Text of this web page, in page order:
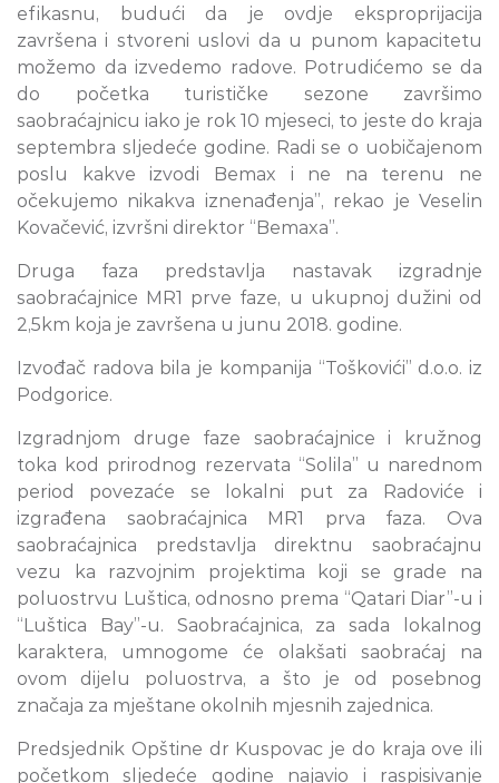
efikasnu, budući da je ovdje eksproprijacija
završena i stvoreni uslovi da u punom kapacitetu
možemo da izvedemo radove. Potrudićemo se da
do početka turističke sezone završimo
saobraćajnicu iako je rok 10 mjeseci, to jeste do kraja
septembra sljedeće godine. Radi se o uobičajenom
poslu kakve izvodi Bemax i ne na terenu ne
očekujemo nikakva iznenađenja”, rekao je Veselin
Kovačević, izvršni direktor “Bemaxa”.
Druga faza predstavlja nastavak izgradnje
saobraćajnice MR1 prve faze, u ukupnoj dužini od
2,5km koja je završena u junu 2018. godine.
Izvođač radova bila je kompanija “Toškovići” d.o.o. iz
Podgorice.
Izgradnjom druge faze saobraćajnice i kružnog
toka kod prirodnog rezervata “Solila” u narednom
period povezaće se lokalni put za Radoviće i
izgrađena saobraćajnica MR1 prva faza. Ova
saobraćajnica predstavlja direktnu saobraćajnu
vezu ka razvojnim projektima koji se grade na
poluostrvu Luštica, odnosno prema “Qatari Diar”-u i
“Luštica Bay”-u. Saobraćajnica, za sada lokalnog
karaktera, umnogome će olakšati saobraćaj na
ovom dijelu poluostrva, a što je od posebnog
značaja za mještane okolnih mjesnih zajednica.
Predsjednik Opštine dr Kuspovac je do kraja ove ili
početkom sljedeće godine najavio i raspisivanje